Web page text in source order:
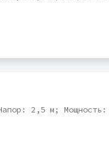
2,5 м; Мощность: